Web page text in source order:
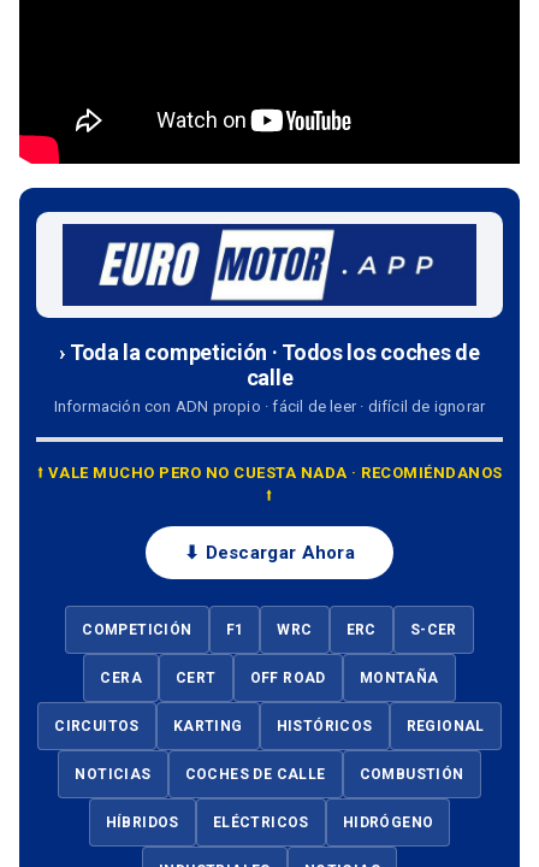
› Toda la competición · Todos los coches de
calle
Información con ADN propio · fácil de leer · difícil de ignorar
⭡ VALE MUCHO PERO NO CUESTA NADA · RECOMIÉNDANOS
⭡
⬇ Descargar Ahora
COMPETICIÓN F1 WRC ERC S-CER
CERA CERT OFF ROAD MONTAÑA
CIRCUITOS KARTING HISTÓRICOS REGIONAL
NOTICIAS COCHES DE CALLE COMBUSTIÓN
HÍBRIDOS ELÉCTRICOS HIDRÓGENO